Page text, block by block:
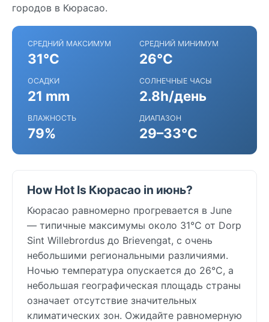
городов в Кюрасао.
СРЕДНИЙ МАКСИМУМ
31°C
СРЕДНИЙ МИНИМУМ
26°C
ОСАДКИ
21 mm
СОЛНЕЧНЫЕ ЧАСЫ
2.8h/день
ВЛАЖНОСТЬ
79%
ДИАПАЗОН
29–33°C
How Hot Is Кюрасао in июнь?
Кюрасао равномерно прогревается в June
— типичные максимумы около 31°C от Dorp
Sint Willebrordus до Brievengat, с очень
небольшими региональными различиями.
Ночью температура опускается до 26°C, а
небольшая географическая площадь страны
означает отсутствие значительных
климатических зон. Ожидайте равномерную